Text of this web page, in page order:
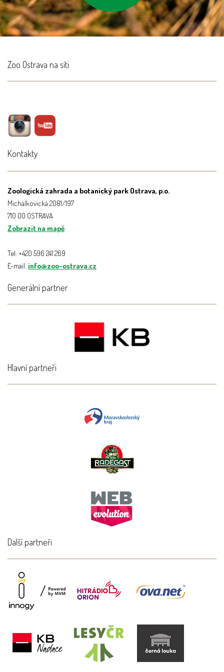
Zoo Ostrava na síti
Kontakty
Zoologická zahrada a botanický park Ostrava, p.o.
Michálkovická 2081/197
710 00 OSTRAVA
Zobrazit na mapě
Tel: +420 596 241 269
E-mail: info@zoo-ostrava.cz
Generální partner
Hlavní partneři
Další partneři